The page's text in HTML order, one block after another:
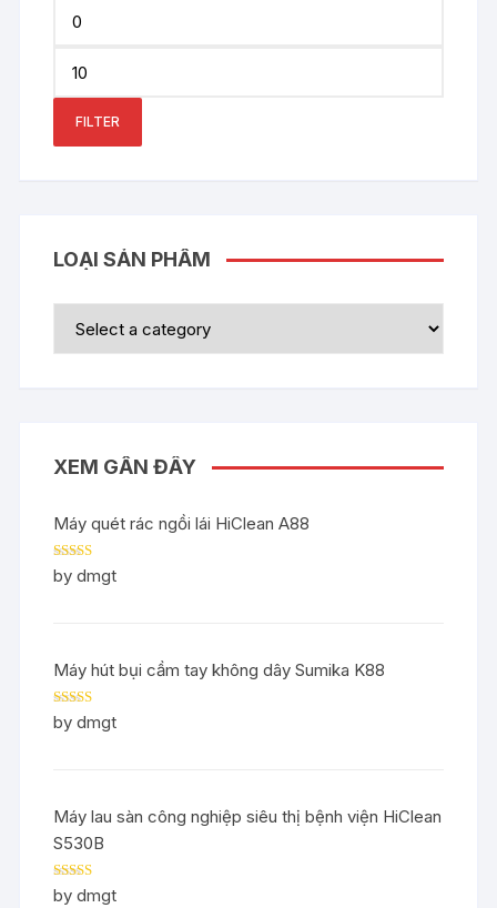
FILTER
LOẠI SẢN PHẨM
XEM GẦN ĐÂY
Máy quét rác ngồi lái HiClean A88
Rated5out
of 5
by dmgt
Máy hút bụi cầm tay không dây Sumika K88
Rated5out
of 5
by dmgt
Máy lau sàn công nghiệp siêu thị bệnh viện HiClean
S530B
Rated5out
by dmgt